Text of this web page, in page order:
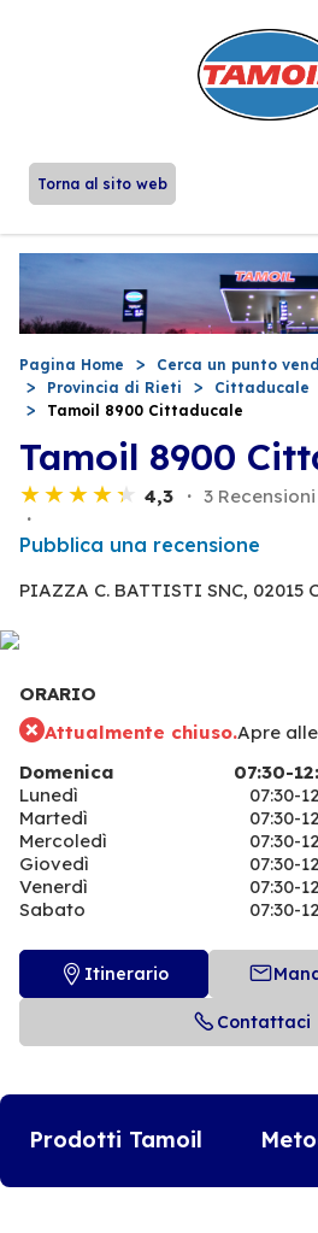
Torna al sito web
Pagina Home Cerca un punto
Provincia di Rieti
Cittaducale
Tamoil 8900 Cittaducale
Tamoil 8900
4,3 3 Recensioni
Pubblica una recensione
PIAZZA C. BATTISTI SNC, 02015
ORARIO
Attualmente chiuso.Apre
Domenica
07:30-
Lunedì
07:30-
Martedì
07:30-
Mercoledì
07:30-
Giovedì
07:30-
Venerdì
07:30-
Sabato
07:30-
Itinerario
Contattaci
Prodotti Tamoil